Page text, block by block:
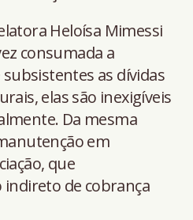
Heloísa Mimessi
consumada a
as dívidas
elas são inexigíveis
Da mesma
em
que
de cobrança